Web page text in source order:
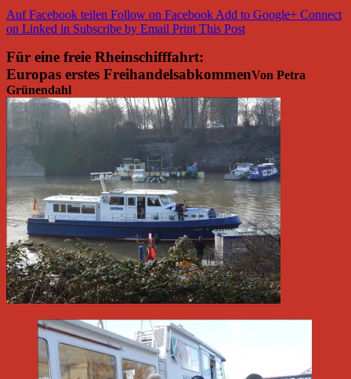
Auf Facebook teilen Follow on FacebookAdd to Google+ Connect
on Linked in Subscribe by Email Print This Post
Für eine freie Rheinschifffahrt:
Europas erstes FreihandelsabkommenVon Petra
Grünendahl